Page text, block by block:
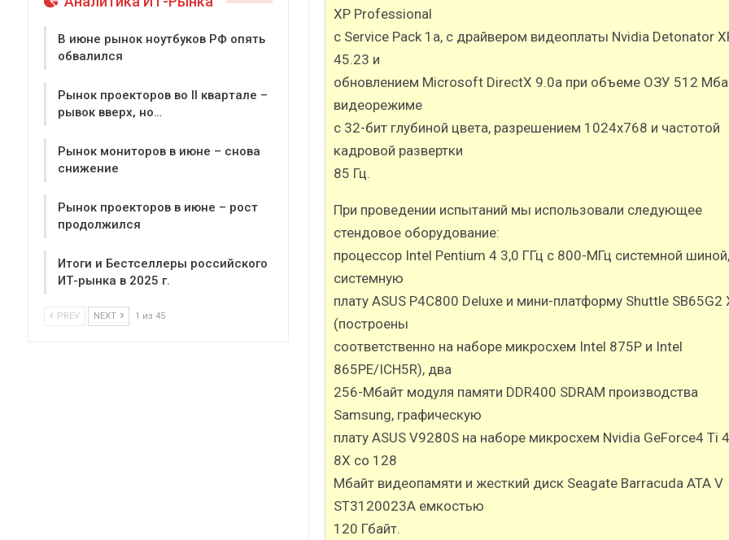
XP Professional
с Service Pack 1a, с драйвером видеоплаты Nvidia Detonator
45.23 и
обновлением Microsoft DirectX 9.0a при объеме ОЗУ 512
видеорежиме
с 32-бит глубиной цвета, разрешением 1024х768 и частотой
кадровой развертки
85 Гц.
При проведении испытаний мы использовали следующее
стендовое оборудование:
процессор Intel Pentium 4 3,0 ГГц с 800-МГц системной шиной,
системную
плату ASUS P4C800 Deluxe и мини-платформу Shuttle SB65G2
(построены
соответственно на наборе микросхем Intel 875P и Intel
865PE/ICH5R), два
256-Мбайт модуля памяти DDR400 SDRAM производства
Samsung, графическую
плату ASUS V9280S на наборе микросхем Nvidia GeForce4 Ti
8X со 128
Мбайт видеопамяти и жесткий диск Seagate Barracuda ATA V
ST3120023A емкостью
120 Гбайт.
В июне рынок ноутбуков РФ опять
обвалился
Рынок проекторов во II квартале –
рывок вверх, но…
Рынок мониторов в июне – снова
снижение
Рынок проекторов в июне – рост
продолжился
Итоги и Бестселлеры российского
ИТ-рынка в 2025 г.
PREV NEXT 1 из 45